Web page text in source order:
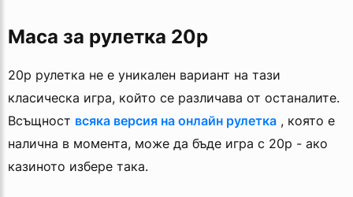
Маса за рулетка 20p
20p рулетка не е уникален вариант на тази
класическа игра, който се различава от останалите.
Всъщност всяка версия на онлайн рулетка , която е
налична в момента, може да бъде игра с 20p - ако
казиното избере така.